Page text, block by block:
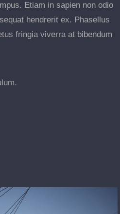
Etiam in sapien non odio
hendrerit ex. Phasellus
fringia viverra at bibendum